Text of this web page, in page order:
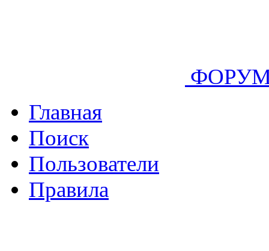
Главная
Поиск
Пользователи
Правила